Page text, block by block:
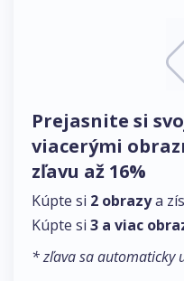
Prejasnite si
viacerými
zľavu až 16%
Kúpte si 2 obrazya
Kúpte si 3 a viac
* zľava sa automaticky